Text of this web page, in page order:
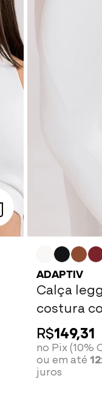
ADAPTIV
Calça
costura
white
R$149,31
no Pix (10%
ou em até
juros